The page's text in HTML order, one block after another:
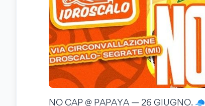
NO CAP @ PAPAYA — 26 GIUGNO. 🧢